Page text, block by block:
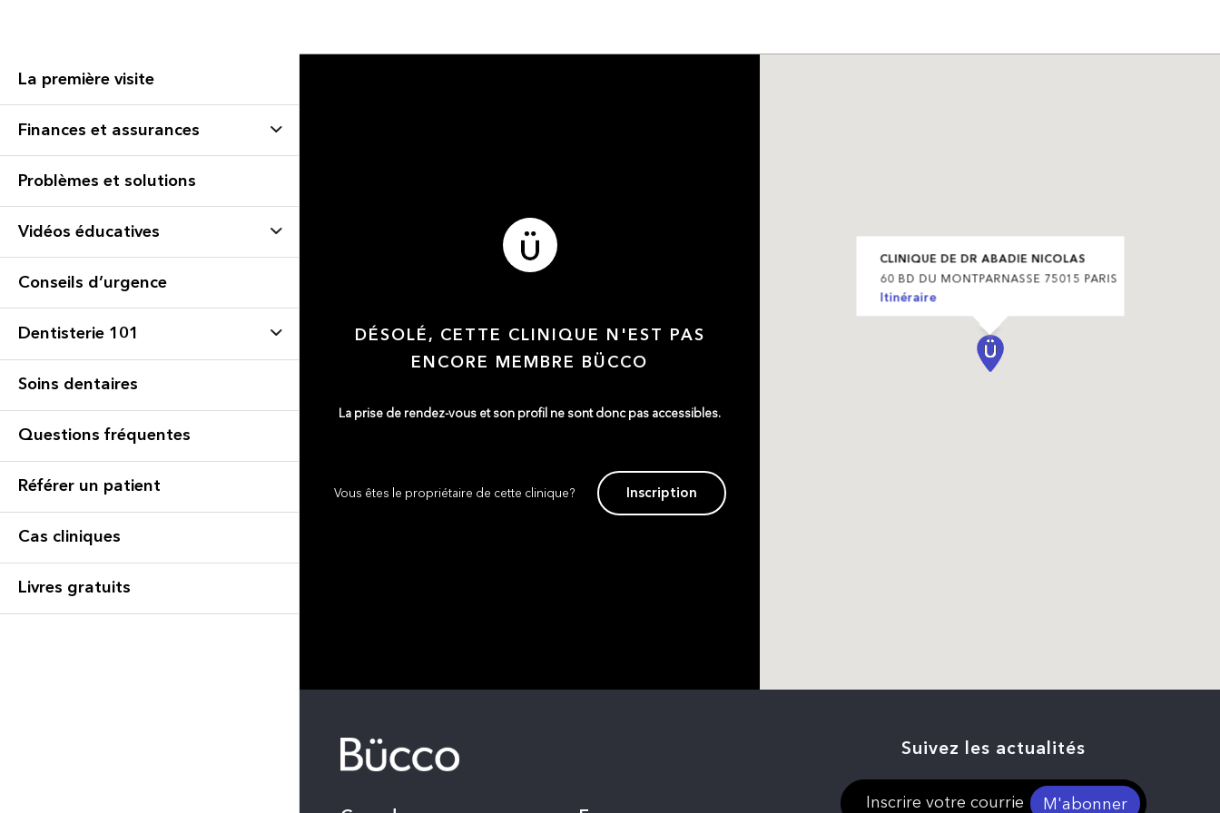
La première visite
Finances et assurances
Problèmes et solutions
Vidéos éducatives
Conseils d’urgence
Dentisterie 101
Soins dentaires
Questions fréquentes
Référer un patient
Cas cliniques
Livres gratuits
DÉSOLÉ, CETTE CLINIQUE N'EST PAS
ENCORE MEMBRE BÜCCO
La prise de rendez-vous et son profil ne sont donc pas accessibles.
Vous êtes le propriétaire de cette clinique? Inscription
CLINIQUE DE DR ABADIE NICOLAS
60 BD DU MONTPARNASSE 75015 PARIS
Itinéraire
Suivez les actualités
M'abonner